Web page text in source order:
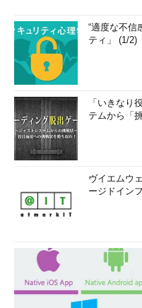
“適度な不信
ティ」 (1/2)
「いきなり
テムから「
ヴイエムウ
ージドイン